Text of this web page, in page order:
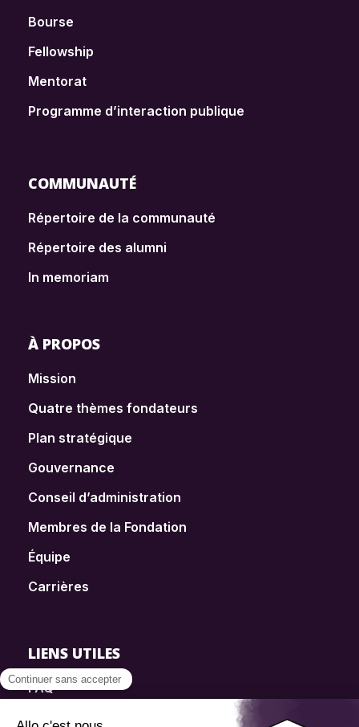
Bourse
Fellowship
Mentorat
Programme d’interaction publique
COMMUNAUTÉ
Répertoire de la communauté
Répertoire des alumni
In memoriam
À PROPOS
Mission
Quatre thèmes fondateurs
Plan stratégique
Gouvernance
Conseil d’administration
Membres de la Fondation
Équipe
Carrières
LIENS UTILES
FAQ
SmartSimple